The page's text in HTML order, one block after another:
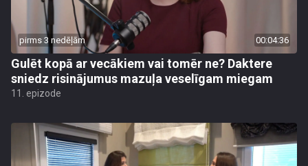
pirms 3 nedēļām 00:04:36
Gulēt kopā ar vecākiem vai tomēr ne? Daktere
sniedz risinājumus mazuļa veselīgam miegam
11. epizode